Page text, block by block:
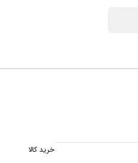
خرید کالا